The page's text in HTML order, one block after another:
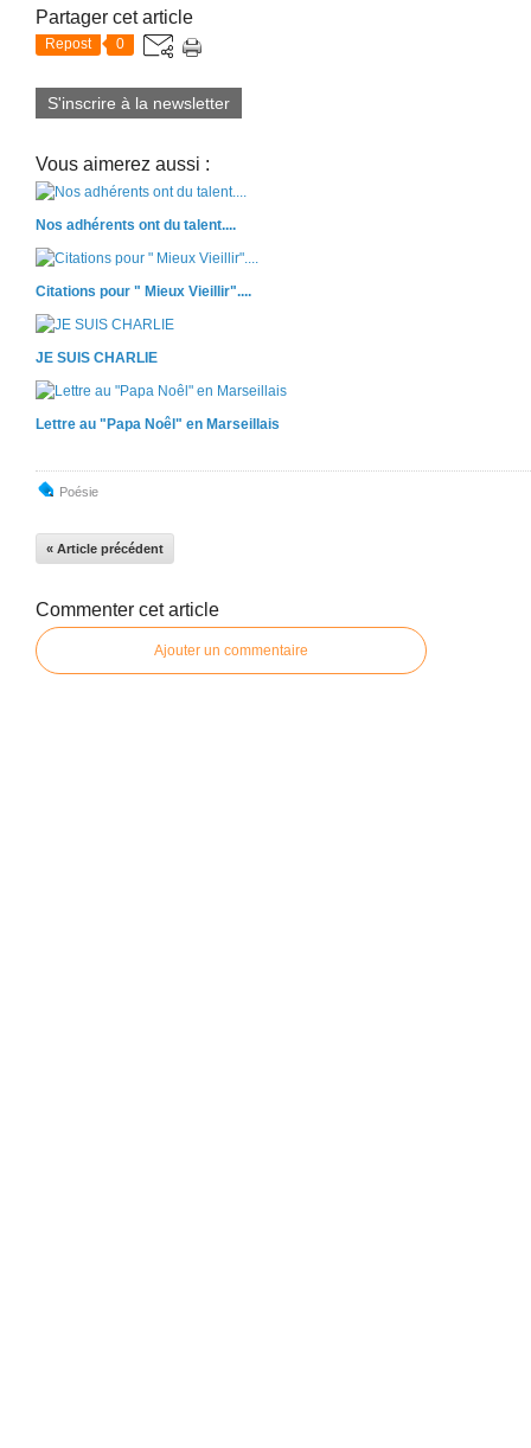
Partager cet article
Repost 0
S'inscrire à la newsletter
Vous aimerez aussi :
Nos adhérents ont du talent....
Citations pour " Mieux Vieillir"....
JE SUIS CHARLIE
Lettre au "Papa Noêl" en Marseillais
Poésie
« Article précédent
Commenter cet article
Ajouter un commentaire